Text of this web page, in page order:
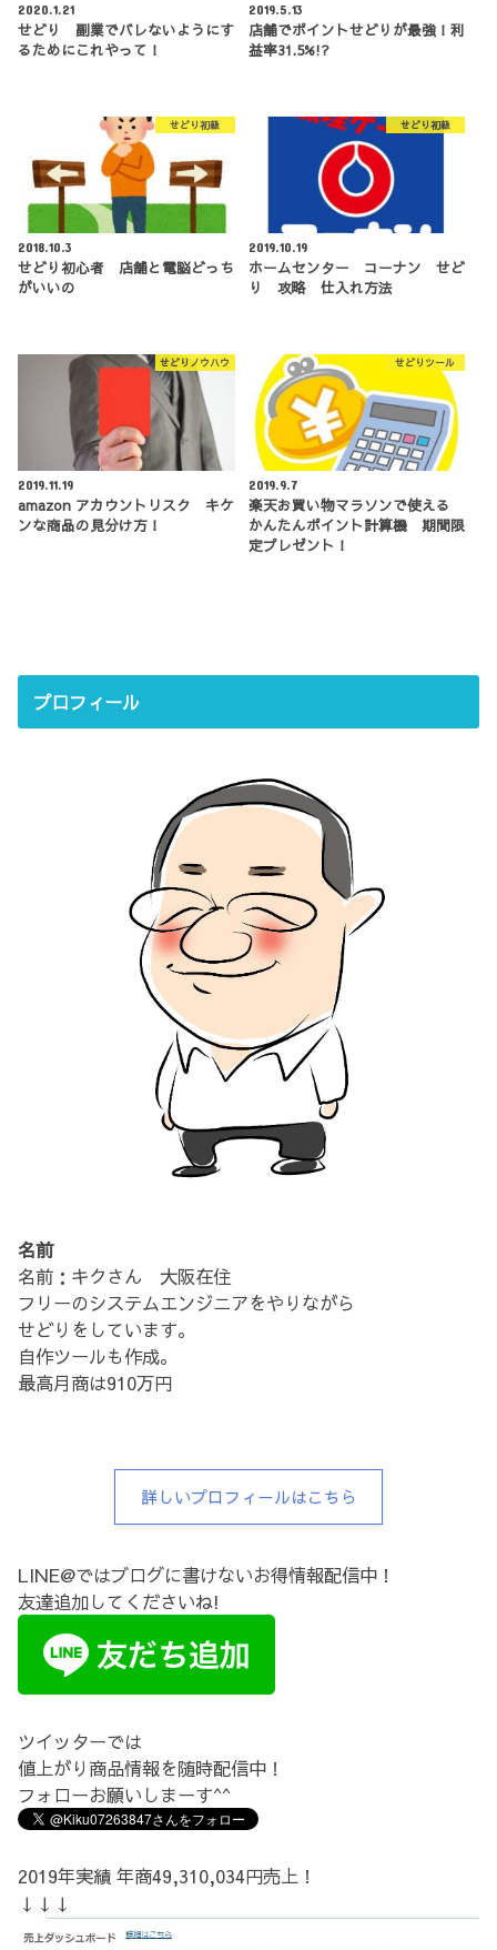
2020.1.21
せどり 副業でバレないようにす
るためにこれやって！
2019.5.13
店舗でポイントせどりが最強！利
益率31.5%!?
せどり初級
2018.10.3
せどり初心者 店舗と電脳どっち
がいいの
せどり初級
2019.10.19
ホームセンター コーナン せど
り 攻略 仕入れ方法
せどりノウハウ
2019.11.19
amazon アカウントリスク キケ
ンな商品の見分け方！
せどりツール
2019.9.7
楽天お買い物マラソンで使える
かんたんポイント計算機 期間限
定プレゼント！
プロフィール
名前
名前：キクさん 大阪在住
フリーのシステムエンジニアをやりながら
せどりをしています。
自作ツールも作成。
最高月商は910万円
詳しいプロフィールはこちら
LINE@ではブログに書けないお得情報配信中！
友達追加してくださいね!
ツイッターでは
値上がり商品情報を随時配信中！
フォローお願いしまーす^^
2019年実績 年商49,310,034円売上！
↓↓↓